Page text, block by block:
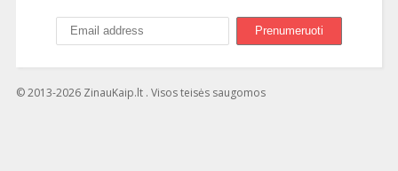
© 2013-2026 ZinauKaip.lt . Visos teisės saugomos